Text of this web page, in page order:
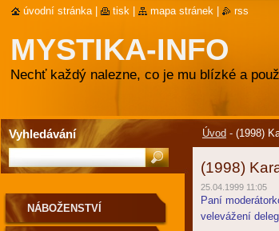
MYSTIKA-INFO
Nechť každý nalezne, co je mu blízké a
Úvod - (1998)
(1998)
25.04.1999 11:05
Paní
velevážení
NÁBOŽENSTVÍ
Vyhledávání
úvodní stránka tisk mapa stránek rss